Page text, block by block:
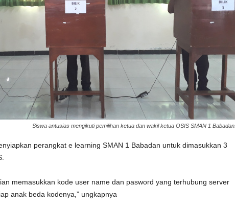
Siswa antusias mengikuti pemilihan ketua dan wakil ketua OSIS SMAN 1 Babadan.
perangkat e learning SMAN 1 Babadan untuk dimasukkan 3
memasukkan kode user name dan pasword yang terhubung server
anak beda kodenya,” ungkapnya